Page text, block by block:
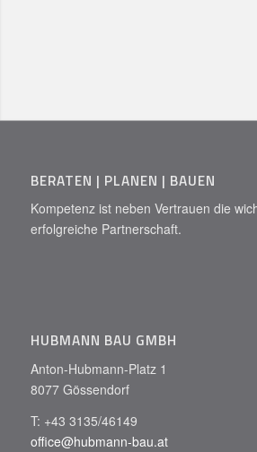
BERATEN | PLANEN | BAUEN
Kompetenz ist neben Vertrauen die
erfolgreiche Partnerschaft.
HUBMANN BAU GMBH
Anton-Hubmann-Platz 1
8077 Gössendorf
T: +43 3135/46149
office@hubmann-bau.at